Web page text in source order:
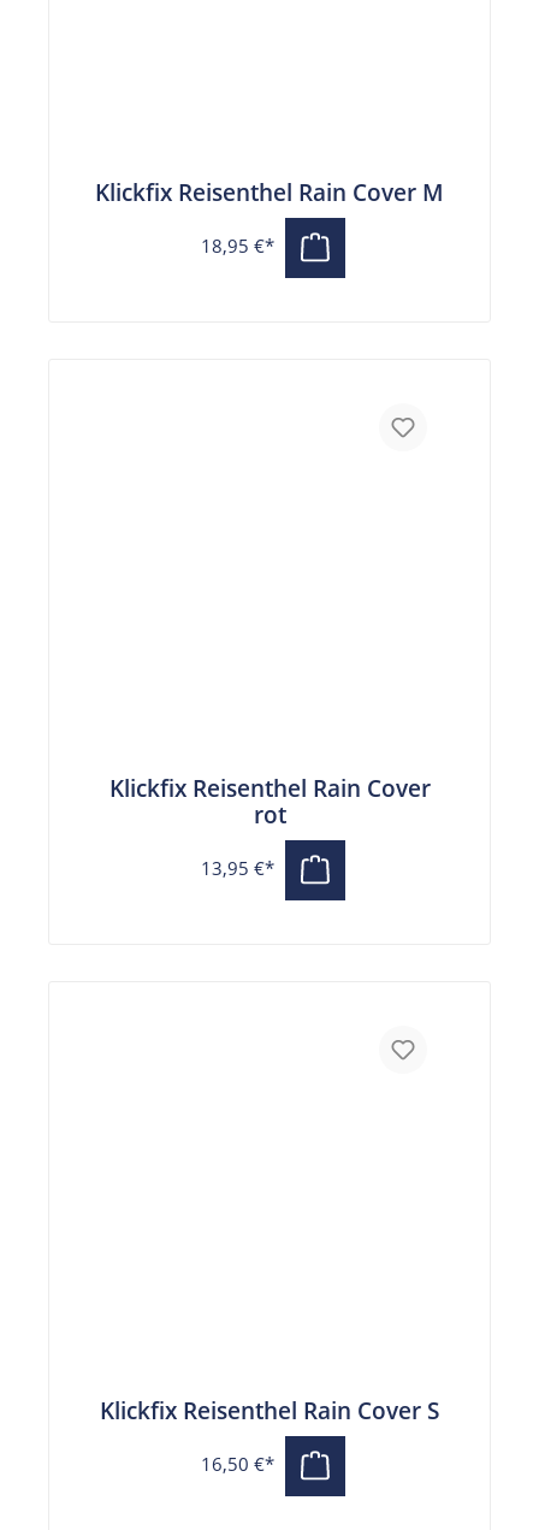
Klickfix Reisenthel Rain Cover M
18,95 €*
Klickfix Reisenthel Rain Cover
rot
13,95 €*
Klickfix Reisenthel Rain Cover S
16,50 €*